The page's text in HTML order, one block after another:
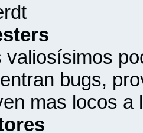
valiosísimos
bugs,
mas locos a